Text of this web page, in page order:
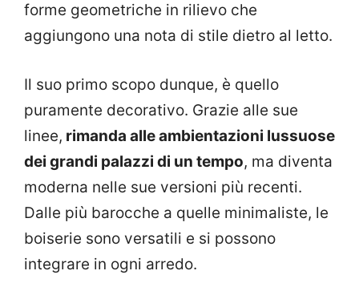
forme geometriche in rilievo che
aggiungono una nota di stile dietro al letto.
Il suo primo scopo dunque, è quello
puramente decorativo. Grazie alle sue
linee, rimanda alle ambientazioni lussuose
dei grandi palazzi di un tempo, ma diventa
moderna nelle sue versioni più recenti.
Dalle più barocche a quelle minimaliste, le
boiserie sono versatili e si possono
integrare in ogni arredo.